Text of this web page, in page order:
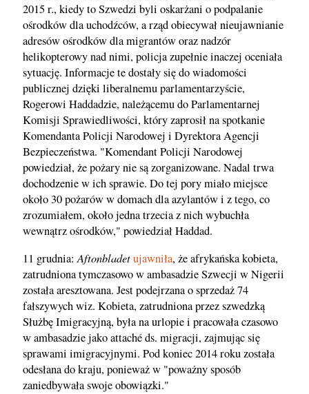
2015 r., kiedy to Szwedzi byli oskarżani o podpalanie
ośrodków dla uchodźców, a rząd obiecywał nieujawnianie
adresów ośrodków dla migrantów oraz nadzór
helikopterowy nad nimi, policja zupełnie inaczej oceniała
sytuację. Informacje te dostały się do wiadomości
publicznej dzięki liberalnemu parlamentarzyście,
Rogerowi Haddadzie, należącemu do Parlamentarnej
Komisji Sprawiedliwości, który zaprosił na spotkanie
Komendanta Policji Narodowej i Dyrektora Agencji
Bezpieczeństwa. "Komendant Policji Narodowej
powiedział, że pożary nie są zorganizowane. Nadal trwa
dochodzenie w ich sprawie. Do tej pory miało miejsce
około 30 pożarów w domach dla azylantów i z tego, co
zrozumiałem, około jedna trzecia z nich wybuchła
wewnątrz ośrodków," powiedział Haddad.
11 grudnia:Aftonbladetujawniła, że afrykańska kobieta,
zatrudniona tymczasowo w ambasadzie Szwecji w Nigerii
została aresztowana. Jest podejrzana o sprzedaż 74
fałszywych wiz. Kobieta, zatrudniona przez szwedzką
Służbę Imigracyjną, była na urlopie i pracowała czasowo
w ambasadzie jako attaché ds. migracji, zajmując się
sprawami imigracyjnymi. Pod koniec 2014 roku została
odesłana do kraju, ponieważ w "poważny sposób
zaniedbywała swoje obowiązki."